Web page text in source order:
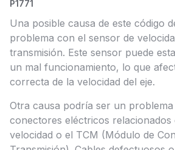
P1771
Una posible causa de este código
problema con el sensor de
transmisión. Este sensor puede
un mal funcionamiento, lo que
correcta de la velocidad del eje.
Otra causa podría ser un
conectores eléctricos relacionados
velocidad o el TCM (Módulo de